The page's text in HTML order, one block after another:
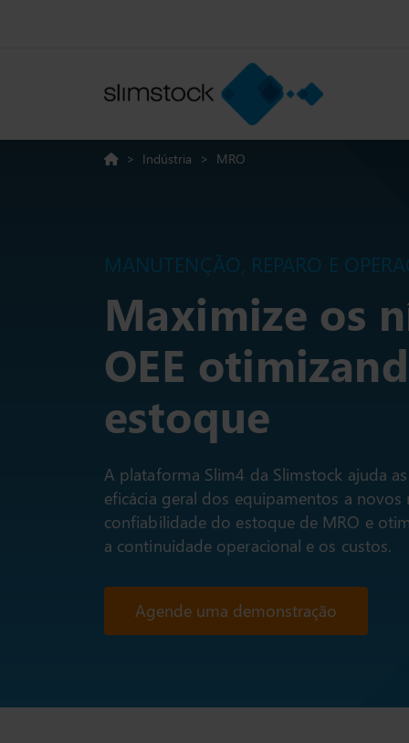
> Indústria > MRO
MANUTENÇÃO, REPARO E
Maximize os
OEE
estoque
A plataforma Slim4 da Slimstock ajuda
eficácia geral dos equipamentos a novos
confiabilidade do estoque de MRO e
a continuidade operacional e os custos.
Agende uma demonstração